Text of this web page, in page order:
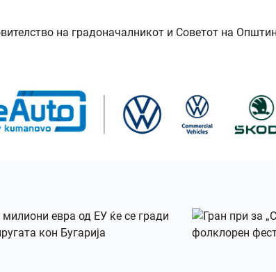
на градоначалникот и Советот на